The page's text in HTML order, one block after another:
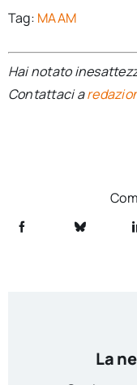
Tag: MAAM
Hai notato
Contattaci a
La